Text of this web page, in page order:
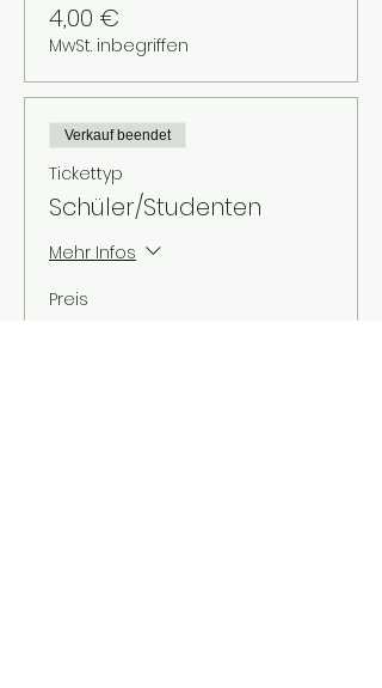
4,00 €
MwSt. inbegriffen
Verkauf beendet
Tickettyp
Schüler/Studenten
Mehr Infos
Preis